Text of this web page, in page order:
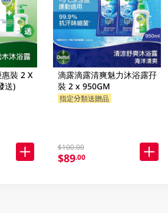
裝 2 X
送)
滴露滴露清爽魅力沐浴露孖
裝 2 x 950GM
指定分類送贈品
$100.00
$89.00